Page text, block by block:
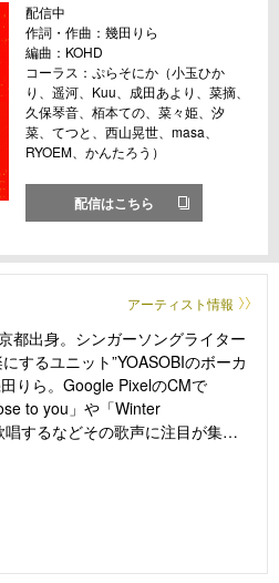
配信中
作詞・作曲：幾田りら
編曲：KOHD
コーラス：ぷらそにか（小玉ひか
り、遥河、Kuu、成田あより、菜摘、
久保琴音、栢本ての、菜々姫、汐
菜、てつと、西山晃世、masa、
RYOEM、かんたろう）
配信はこちら
アーティスト情報
都出身。シンガーソングライター
するユニット”YOASOBIのボーカ
りら。Google PixelのCMで
to you」や「Winter
するなどその歌声に注目が集ま
作品への書き下ろし楽曲「ヒカ
3月に配信リリースした
あんしん生命「あんしん就業不
用。7月16日に公開となった細田
姫』では、主人公・すずの親友役